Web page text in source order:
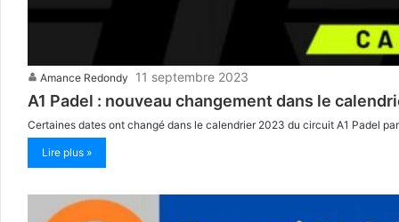
Amance Redondy 11 septembre 2023
A1 Padel : nouveau changement dans le
Certaines dates ont changé dans le calendrier 2023 du circuit A1 Padel
Lire plus »